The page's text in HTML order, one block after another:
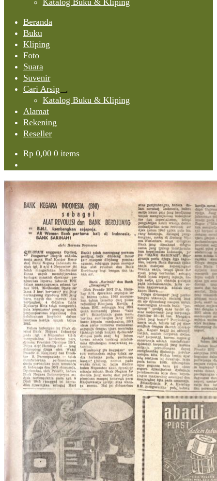
Katalog Buku & Kliping
Beranda
Buku
Kliping
Foto
Suara
Suvenir
Cari Arsip
Expand
child
Katalog Buku & Kliping
Alamat
Rekening
Reseller
Rp 0,00 0 items